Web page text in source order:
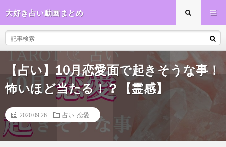
大好き占い動画まとめ
【占い】10月恋愛面で起きそうな事！
怖いほど当たる！？【霊感】
2020.09.26 占い 恋愛